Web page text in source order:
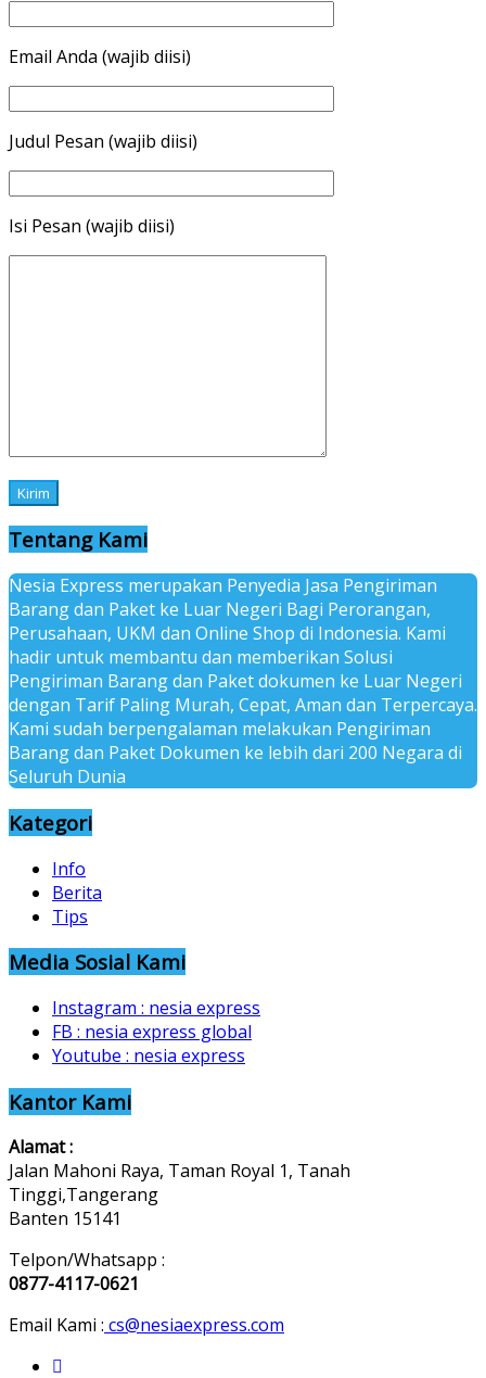
Email Anda (wajib diisi)
Judul Pesan (wajib diisi)
Isi Pesan (wajib diisi)
Tentang Kami
Nesia Express merupakan Penyedia Jasa Pengiriman
Barang dan Paket ke Luar Negeri Bagi Perorangan,
Perusahaan, UKM dan Online Shop di Indonesia. Kami
hadir untuk membantu dan memberikan Solusi
Pengiriman Barang dan Paket dokumen ke Luar Negeri
dengan Tarif Paling Murah, Cepat, Aman dan Terpercaya.
Kami sudah berpengalaman melakukan Pengiriman
Barang dan Paket Dokumen ke lebih dari 200 Negara di
Seluruh Dunia
Kategori
Info
Berita
Tips
Media Sosial Kami
Instagram : nesia express
FB : nesia express global
Youtube : nesia express
Kantor Kami
Alamat :
Jalan Mahoni Raya, Taman Royal 1, Tanah
Tinggi,Tangerang
Banten 15141
Telpon/Whatsapp :
0877-4117-0621
Email Kami : cs@nesiaexpress.com